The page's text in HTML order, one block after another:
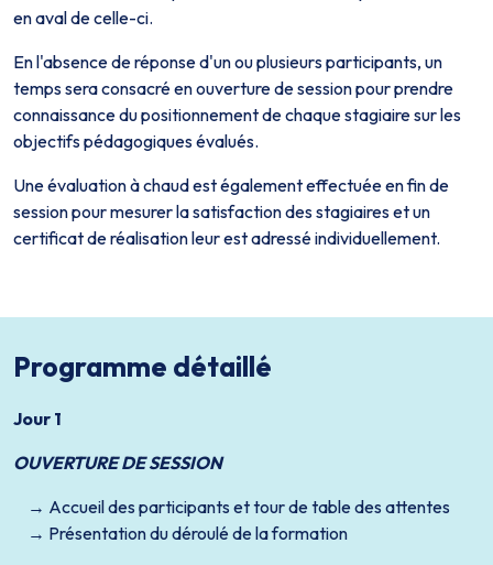
en aval de celle-ci.
En l'absence de réponse d'un ou plusieurs participants, un
temps sera consacré en ouverture de session pour prendre
connaissance du positionnement de chaque stagiaire sur les
objectifs pédagogiques évalués.
Une évaluation à chaud est également effectuée en fin de
session pour mesurer la satisfaction des stagiaires et un
certificat de réalisation leur est adressé individuellement.
Programme détaillé
Jour 1
OUVERTURE DE SESSION
Accueil des participants et tour de table des attentes
Présentation du déroulé de la formation